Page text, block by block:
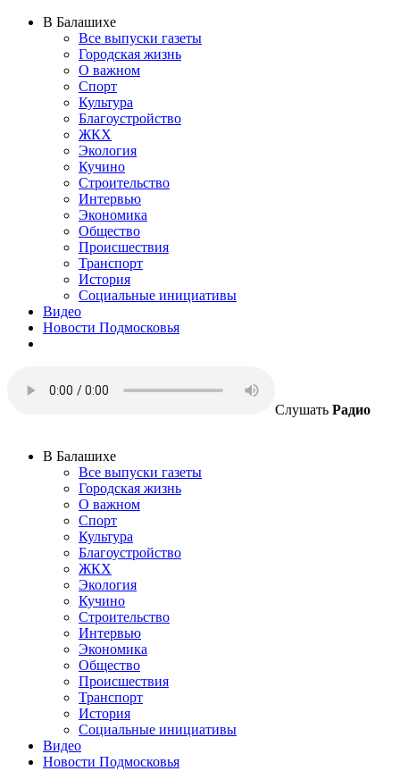
В Балашихе
Все выпуски газеты
Городская жизнь
О важном
Спорт
Культура
Благоустройство
ЖКХ
Экология
Кучино
Строительство
Интервью
Экономика
Общество
Происшествия
Транспорт
История
Социальные инициативы
Видео
Новости Подмосковья
Слушать Радио
В Балашихе
Все выпуски газеты
Городская жизнь
О важном
Спорт
Культура
Благоустройство
ЖКХ
Экология
Кучино
Строительство
Интервью
Экономика
Общество
Происшествия
Транспорт
История
Социальные инициативы
Видео
Новости Подмосковья